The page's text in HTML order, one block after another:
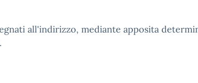
all'indirizzo, mediante apposita